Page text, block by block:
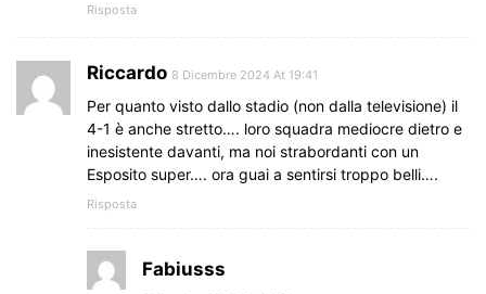
Risposta
Riccardo 8 Dicembre 2024 At 19:41
Per quanto visto dallo stadio (non dalla televisione) il
4-1 è anche stretto…. loro squadra mediocre dietro e
inesistente davanti, ma noi strabordanti con un
Esposito super…. ora guai a sentirsi troppo belli….
Risposta
Fabiusss